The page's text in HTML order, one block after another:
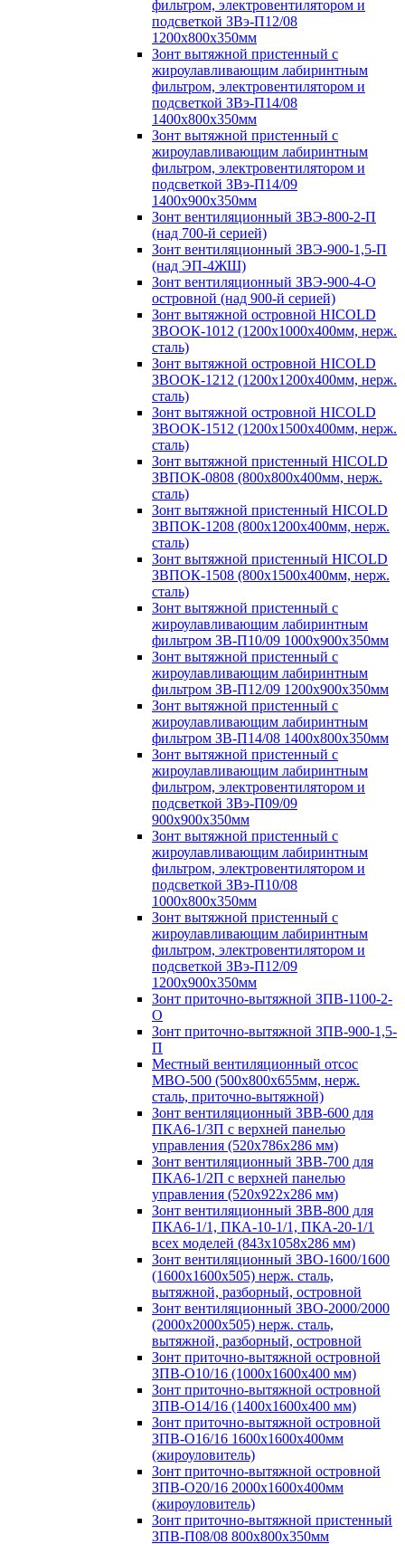
фильтром, электровентилятором и
подсветкой ЗВэ-П12/08
1200х800х350мм
Зонт вытяжной пристенный с
жироулавливающим лабиринтным
фильтром, электровентилятором и
подсветкой ЗВэ-П14/08
1400х800х350мм
Зонт вытяжной пристенный с
жироулавливающим лабиринтным
фильтром, электровентилятором и
подсветкой ЗВэ-П14/09
1400х900х350мм
Зонт вентиляционный ЗВЭ-800-2-П
(над 700-й серией)
Зонт вентиляционный ЗВЭ-900-1,5-П
(над ЭП-4ЖШ)
Зонт вентиляционный ЗВЭ-900-4-О
островной (над 900-й серией)
Зонт вытяжной островной HICOLD
ЗВООК-1012 (1200х1000х400мм, нерж.
сталь)
Зонт вытяжной островной HICOLD
ЗВООК-1212 (1200x1200x400мм, нерж.
сталь)
Зонт вытяжной островной HICOLD
ЗВООК-1512 (1200х1500х400мм, нерж.
сталь)
Зонт вытяжной пристенный HICOLD
ЗВПОК-0808 (800х800х400мм, нерж.
сталь)
Зонт вытяжной пристенный HICOLD
ЗВПОК-1208 (800х1200х400мм, нерж.
сталь)
Зонт вытяжной пристенный HICOLD
ЗВПОК-1508 (800х1500х400мм, нерж.
сталь)
Зонт вытяжной пристенный с
жироулавливающим лабиринтным
фильтром ЗВ-П10/09 1000х900х350мм
Зонт вытяжной пристенный с
жироулавливающим лабиринтным
фильтром ЗВ-П12/09 1200х900х350мм
Зонт вытяжной пристенный с
жироулавливающим лабиринтным
фильтром ЗВ-П14/08 1400х800х350мм
Зонт вытяжной пристенный с
жироулавливающим лабиринтным
фильтром, электровентилятором и
подсветкой ЗВэ-П09/09
900х900х350мм
Зонт вытяжной пристенный с
жироулавливающим лабиринтным
фильтром, электровентилятором и
подсветкой ЗВэ-П10/08
1000х800х350мм
Зонт вытяжной пристенный с
жироулавливающим лабиринтным
фильтром, электровентилятором и
подсветкой ЗВэ-П12/09
1200х900х350мм
Зонт приточно-вытяжной ЗПВ-1100-2-
О
Зонт приточно-вытяжной ЗПВ-900-1,5-
П
Местный вентиляционный отсос
МВО-500 (500х800х655мм, нерж.
сталь, приточно-вытяжной)
Зонт вентиляционный ЗВВ-600 для
ПКА6-1/3П с верхней панелью
управления (520х786х286 мм)
Зонт вентиляционный ЗВВ-700 для
ПКА6-1/2П с верхней панелью
управления (520х922х286 мм)
Зонт вентиляционный ЗВВ-800 для
ПКА6-1/1, ПКА-10-1/1, ПКА-20-1/1
всех моделей (843х1058х286 мм)
Зонт вентиляционный ЗВО-1600/1600
(1600х1600х505) нерж. сталь,
вытяжной, разборный, островной
Зонт вентиляционный ЗВО-2000/2000
(2000х2000х505) нерж. сталь,
вытяжной, разборный, островной
Зонт приточно-вытяжной островной
ЗПВ-О10/16 (1000х1600х400 мм)
Зонт приточно-вытяжной островной
ЗПВ-О14/16 (1400х1600х400 мм)
Зонт приточно-вытяжной островной
ЗПВ-О16/16 1600х1600х400мм
(жироуловитель)
Зонт приточно-вытяжной островной
ЗПВ-О20/16 2000х1600х400мм
(жироуловитель)
Зонт приточно-вытяжной пристенный
ЗПВ-П08/08 800х800х350мм